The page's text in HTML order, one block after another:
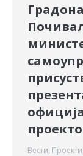
Вести, Проекти